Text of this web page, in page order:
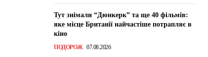
Тут знімали “Дюнкерк” та ще 40 фільмів:
яке місце Британії найчастіше потрапляє в
кіно
ПОДОРОЖ 07.08.2026